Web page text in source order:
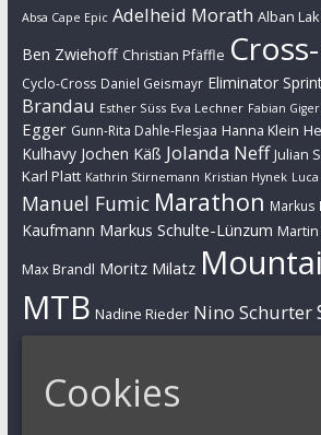
Absa Cape Epic Adelheid Morath Alban
Ben Zwiehoff Christian Pfäffle
Cyclo-Cross Daniel Geismayr Eliminator
Brandau Esther Süss Eva Lechner Fabian Giger
Egger Gunn-Rita Dahle-Flesjaa Hanna Klein
Kulhavy Jochen Käß Jolanda Neff Julian
Karl Platt Kathrin Stirnemann Kristian Hynek
Manuel Fumic Marathon Markus
Kaufmann Markus Schulte-Lünzum
Max Brandl Moritz Milatz
MTB Nadine Rieder Nino Schurter
Simon Stiebjahn Urs Huber
Impressum
Cookies